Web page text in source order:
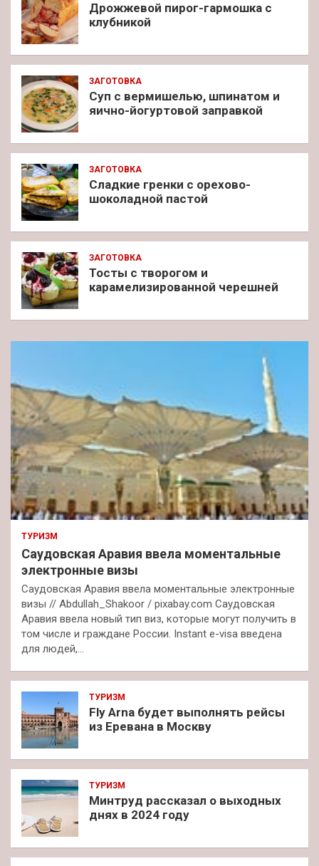
Дрожжевой пирог-гармошка с
клубникой
ЗАГОТОВКА
Суп с вермишелью, шпинатом и
яично-йогуртовой заправкой
ЗАГОТОВКА
Сладкие гренки с орехово-
шоколадной пастой
ЗАГОТОВКА
Тосты с творогом и
карамелизированной черешней
ТУРИЗМ
Саудовская Аравия ввела моментальные
электронные визы
Саудовская Аравия ввела моментальные электронные
визы // Abdullah_Shakoor / pixabay.com Саудовская
Аравия ввела новый тип виз, которые могут получить в
том числе и граждане России. Instant e-visa введена
для людей,…
ТУРИЗМ
Fly Arna будет выполнять рейсы
из Еревана в Москву
ТУРИЗМ
Минтруд рассказал о выходных
днях в 2024 году